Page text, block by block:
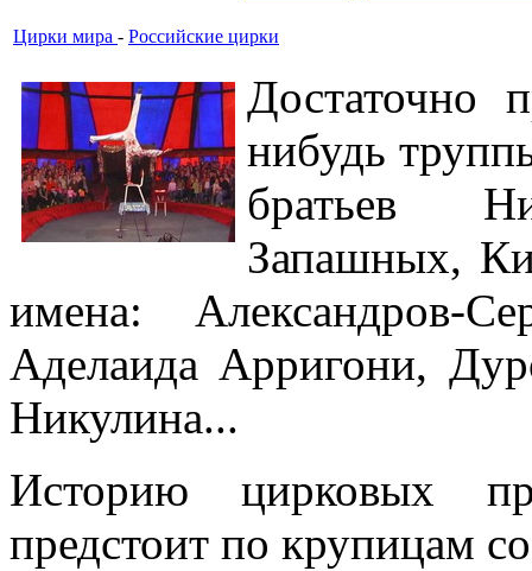
Цирки мира - Российские цирки
Достаточно
нибудь
братьев
Запашных,
имена: Александров-
Аделаида Арригони,
Никулина...
Историю цирковых
предстоит по крупицам